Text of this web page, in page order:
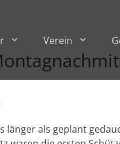
Verein
länger als geplant